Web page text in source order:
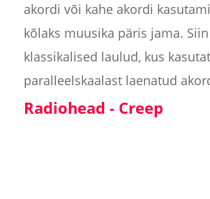
akordi või kahe akordi
kõlaks muusika päris jama.
klassikalised laulud, kus
paralleelskaalast laenatud
Radiohead - Creep